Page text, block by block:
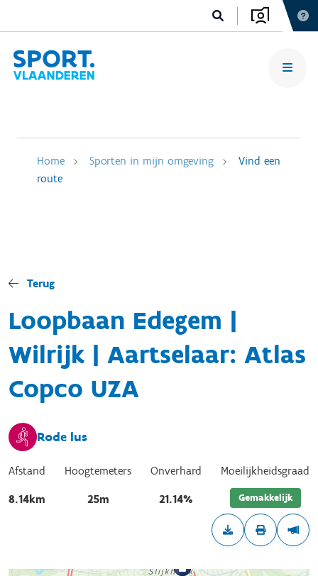
Home Sporten in mijn omgeving
Vind een
route
Terug
Loopbaan Edegem |
Wilrijk | Aartselaar: Atlas
Copco UZA
Rode lus
Afstand
8.14km
Hoogtemeters
25m
Onverhard
21.14%
Moeilijkheidsgraad
Gemakkelijk